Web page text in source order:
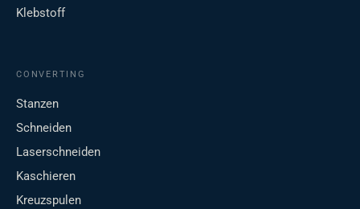
Klebstoff
CONVERTING
Stanzen
Schneiden
Laserschneiden
Kaschieren
Kreuzspulen